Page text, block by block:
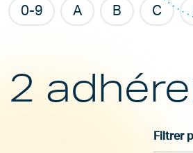
0-9 A B C
2
Filtrer